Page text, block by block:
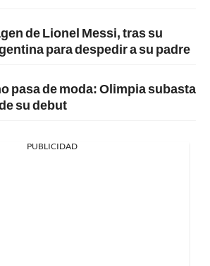
de Lionel Messi, tras su
para despedir a su padre
pasa de moda: Olimpia subasta
su debut
PUBLICIDAD